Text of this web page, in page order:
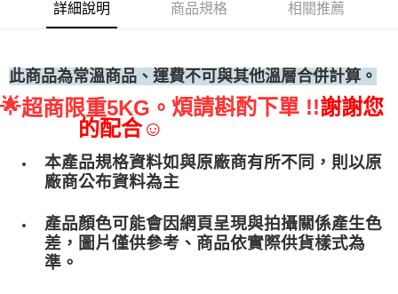
(請點開選項勾選)
詳細說明 商品規格 相關推薦
此商品為常溫商品、運費不可與其他溫層合併計算。
🌟超商限重5KG。 煩請斟酌下單 !!謝謝您
的配合☺
本產品規格資料如與原廠商有所不同，則以原
廠商公布資料為主
產品顏色可能會因網頁呈現與拍攝關係產生色
差，圖片僅供參考、商品依實際供貨樣式為
準。